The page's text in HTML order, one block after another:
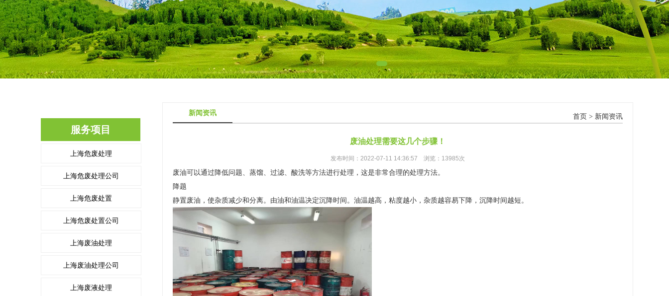
服务项目
上海危废处理
上海危废处理公司
上海危废处置
上海危废处置公司
上海废油处理
上海废油处理公司
上海废液处理
新闻资讯 首页 > 新闻资讯
废油处理需要这几个步骤！
发布时间：2022-07-11 14:36:57 浏览：13985次
废油可以通过降低问题、蒸馏、过滤、酸洗等方法进行处理，这是非常合理的处理方法。
降题
静置废油，使杂质减少和分离。由油和油温决定沉降时间。油温越高，粘度越小，杂质越容易下降，沉降时间越短。